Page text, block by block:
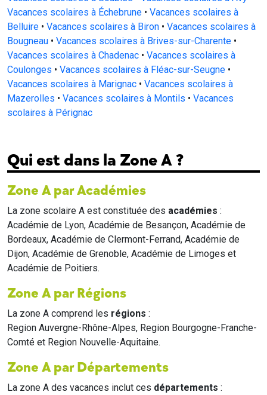
Vacances scolaires à Échebrune • Vacances scolaires à
Belluire • Vacances scolaires à Biron • Vacances scolaires à
Bougneau • Vacances scolaires à Brives-sur-Charente •
Vacances scolaires à Chadenac • Vacances scolaires à
Coulonges • Vacances scolaires à Fléac-sur-Seugne •
Vacances scolaires à Marignac • Vacances scolaires à
Mazerolles • Vacances scolaires à Montils • Vacances
scolaires à Pérignac
Qui est dans la Zone A ?
Zone A par Académies
La zone scolaire A est constituée des académies :
Académie de Lyon, Académie de Besançon, Académie de
Bordeaux, Académie de Clermont-Ferrand, Académie de
Dijon, Académie de Grenoble, Académie de Limoges et
Académie de Poitiers.
Zone A par Régions
La zone A comprend les régions :
Region Auvergne-Rhône-Alpes, Region Bourgogne-Franche-
Comté et Region Nouvelle-Aquitaine.
Zone A par Départements
La zone A des vacances inclut ces départements :